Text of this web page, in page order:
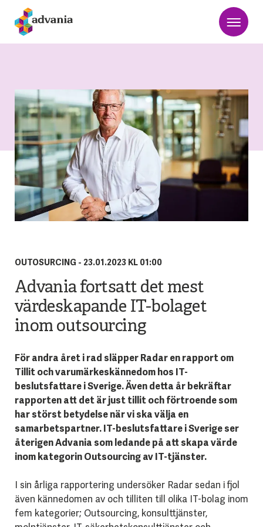
OUTOSURCING - 23.01.2023 KL 01:00
Advania fortsatt det mest
värdeskapande IT-bolaget
inom outsourcing
För andra året i rad släpper Radar en rapport om
Tillit och varumärkeskännedom hos IT-
beslutsfattare i Sverige. Även detta år bekräftar
rapporten att det är just tillit och förtroende som
har störst betydelse när vi ska välja en
samarbetspartner. IT-beslutsfattare i Sverige ser
återigen Advania som ledande på att skapa värde
inom kategorin Outsourcing av IT-tjänster.
I sin årliga rapportering undersöker Radar sedan i fjol
även kännedomen av och tilliten till olika IT-bolag inom
fem kategorier; Outsourcing, konsulttjänster,